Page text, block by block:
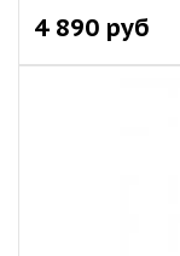
4 890 руб